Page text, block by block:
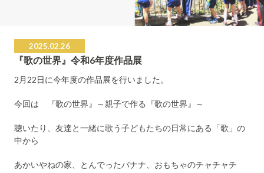
2025.02.26
『歌の世界』令和6年度作品展
2月22日に今年度の作品展を行いました。
今回は 『歌の世界』～親子で作る『歌の世界』～
聴いたり、友達と一緒に歌う子どもたちの日常にある「歌」の
中から
あかいやねの家、とんでったバナナ、おもちゃのチャチャチ